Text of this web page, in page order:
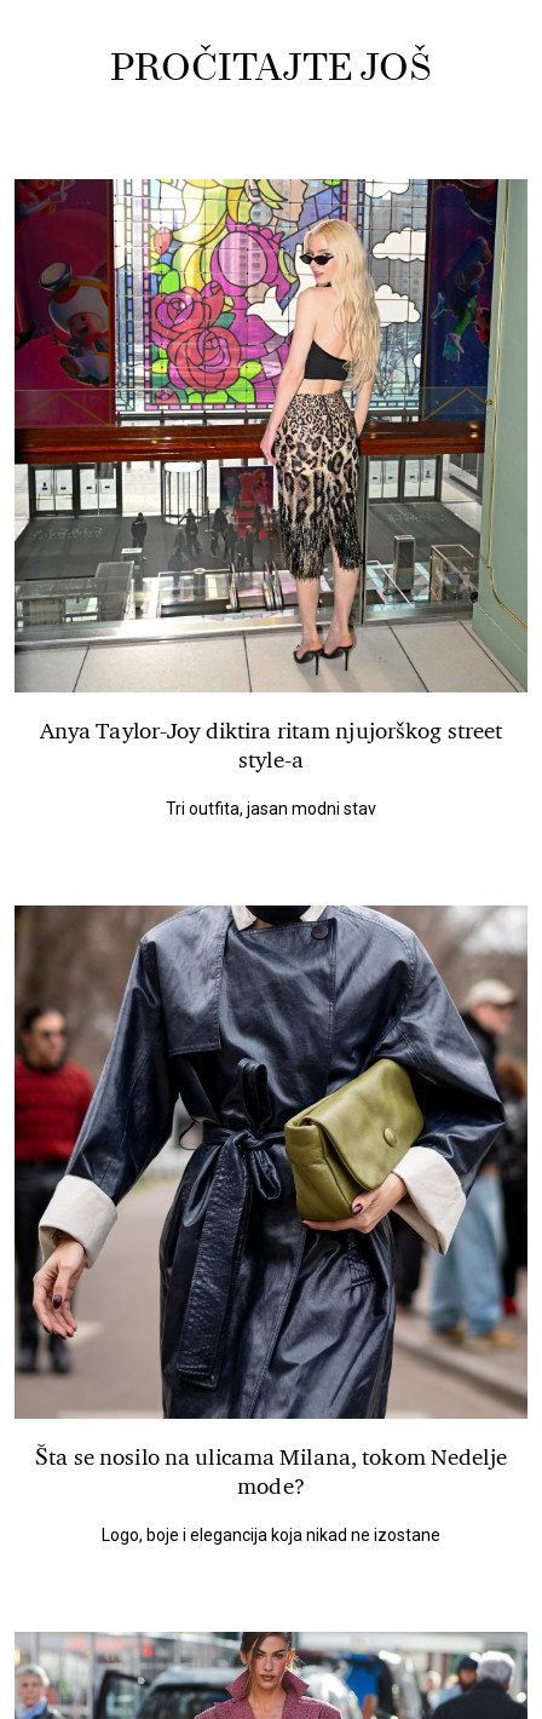
PROČITAJTE JOŠ
Anya Taylor-Joy diktira ritam njujorškog street
style-a
Tri outfita, jasan modni stav
Šta se nosilo na ulicama Milana, tokom Nedelje
mode?
Logo, boje i elegancija koja nikad ne izostane